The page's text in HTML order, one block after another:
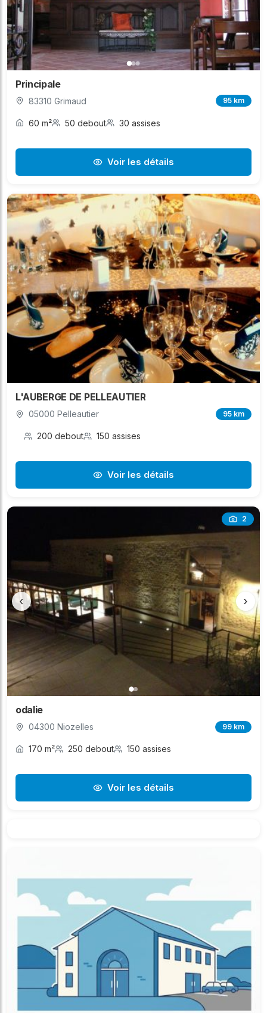
Principale
83310 Grimaud 95 km
60 m² 50 debout 30 assises
Voir les détails
L'AUBERGE DE PELLEAUTIER
05000 Pelleautier 95 km
200 debout 150 assises
Voir les détails
2
‹ ›
odalie
04300 Niozelles 99 km
170 m² 250 debout 150 assises
Voir les détails